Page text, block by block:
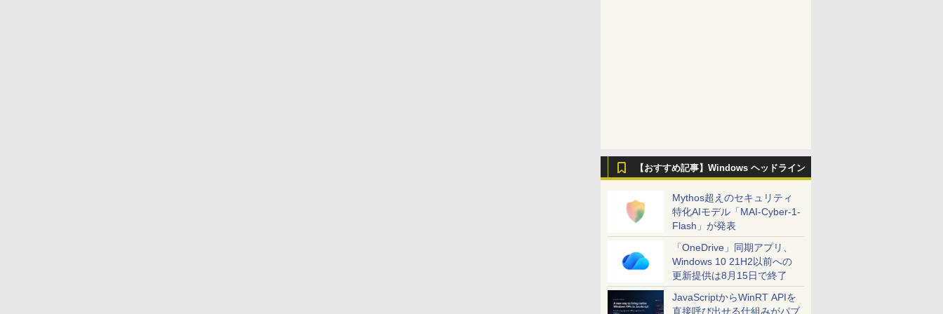
【おすすめ記事】Windows ヘッドライン
Mythos超えのセキュリティ
特化AIモデル「MAI-Cyber-1-
Flash」が発表
「OneDrive」同期アプリ、
Windows 10 21H2以前への
更新提供は8月15日で終了
JavaScriptからWinRT APIを
直接呼び出せる仕組みがパブ